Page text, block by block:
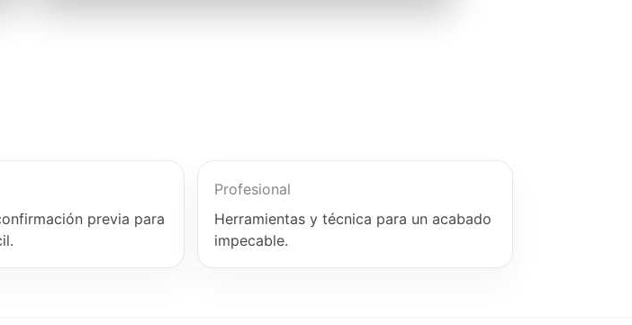
previa para
Profesional
Herramientas y técnica para un acabado
impecable.